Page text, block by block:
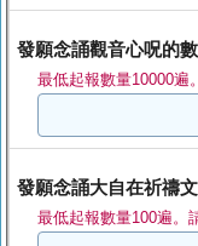
發願念誦觀音心呪的
最低起報數量10000遍
發願念誦大自在祈禱文
最低起報數量100遍。